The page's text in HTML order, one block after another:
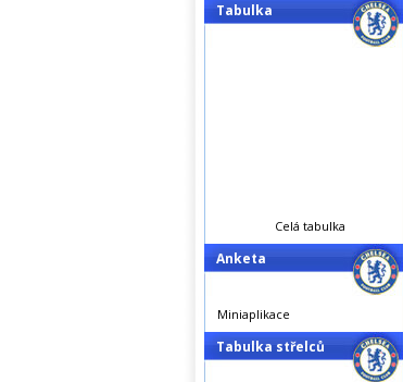
Tabulka
Celá tabulka
Anketa
Miniaplikace
Tabulka střelců